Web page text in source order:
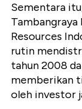
Sementara
Resources
rutin
tahun 2008
memberikan
oleh investor